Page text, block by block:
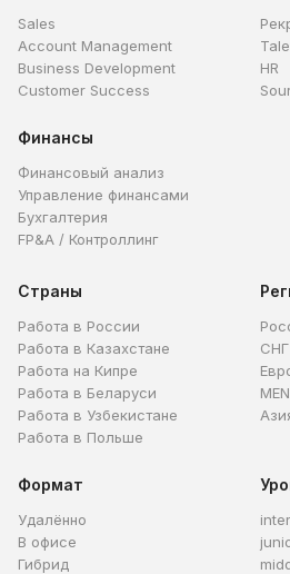
Sales
Account Management
Business Development
Customer Success
HR
Финансы
Финансовый анализ
Управление финансами
Бухгалтерия
FP&A / Контроллинг
Страны
Работа в России
Работа в Казахстане
Работа на Кипре
Работа в Беларуси
Работа в Узбекистане
Работа в Польше
СНГ
Формат
Удалённо
В офисе
Гибрид